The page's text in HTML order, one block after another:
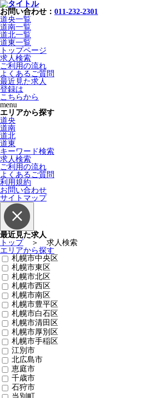
お問い合わせ： 011-232-2301
道央一覧
道南一覧
道北一覧
道東一覧
トップページ
求人検索
ご利用の流れ
よくあるご質問
最近見た求人
登録は
こちらから
menu
エリアから探す
道央
道南
道北
道東
キーワード検索
求人検索
ご利用の流れ
よくあるご質問
利用規約
お問い合わせ
サイトマップ
最近見た求人
トップ＞ 求人検索
エリアから探す
札幌市中央区
札幌市東区
札幌市北区
札幌市西区
札幌市南区
札幌市豊平区
札幌市白石区
札幌市清田区
札幌市厚別区
札幌市手稲区
江別市
北広島市
恵庭市
千歳市
石狩市